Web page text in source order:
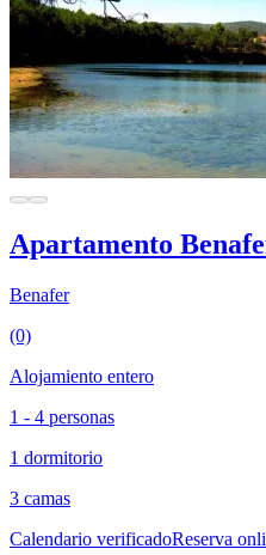
Apartamento
Benafer
(0)
Alojamiento entero
1 - 4 personas
1 dormitorio
3 camas
Calendario verificadoReserva